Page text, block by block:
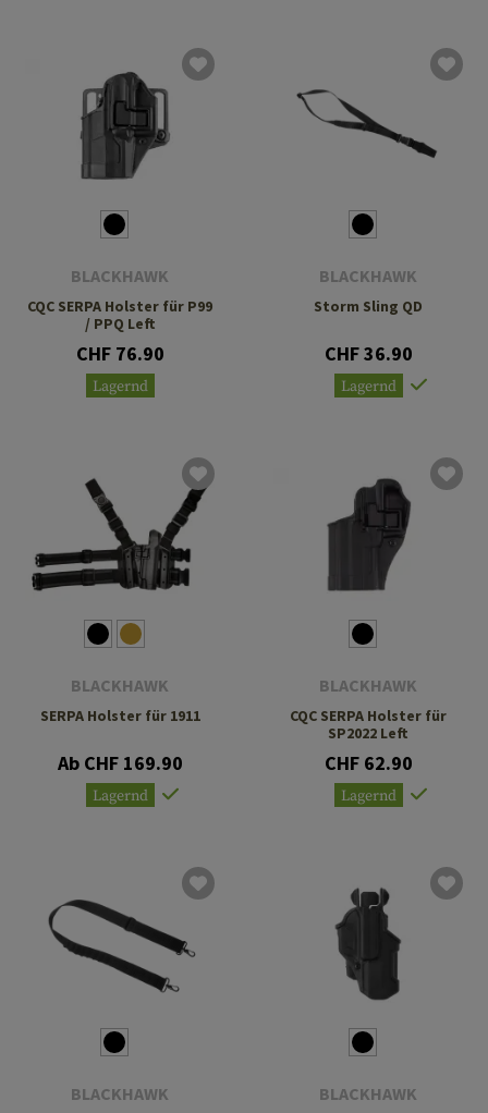
BLACKHAWK
CQC SERPA Holster für P99
/ PPQ Left
CHF 76.90
Lagernd
BLACKHAWK
Storm Sling QD
CHF 36.90
Lagernd
BLACKHAWK
SERPA Holster für 1911
Ab CHF 169.90
Lagernd
BLACKHAWK
CQC SERPA Holster für
SP2022 Left
CHF 62.90
Lagernd
BLACKHAWK BLACKHAWK